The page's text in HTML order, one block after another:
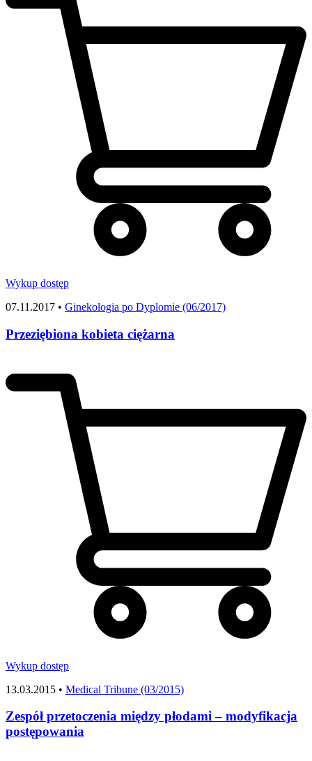
Wykup dostęp
07.11.2017 • Ginekologia po Dyplomie (06/2017)
Przeziębiona kobieta ciężarna
Wykup dostęp
13.03.2015 • Medical Tribune (03/2015)
Zespół przetoczenia między płodami – modyfikacja
postępowania